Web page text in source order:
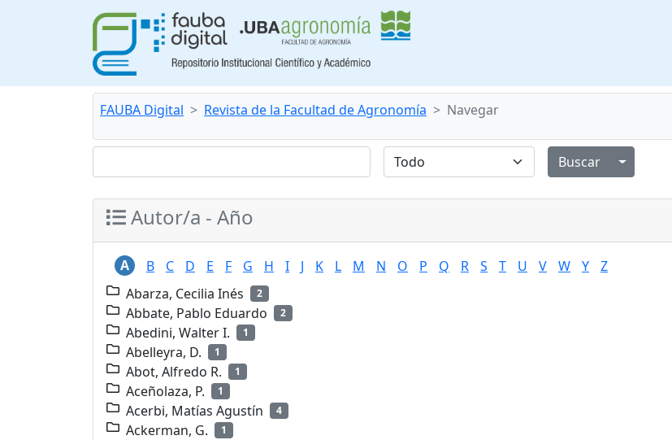
FAUBA Digital Revista de la Facultad de Agronomía Navegar
Alternar
Autor/a - Año
A B C D E F G H I J K L M N O P Q R S T U V W Y
Z
Abarza, Cecilia Inés
2
Abbate, Pablo Eduardo 2
Abedini, Walter I. 1
Abelleyra, D. 1
Abot, Alfredo R. 1
Aceñolaza, P. 1
Acerbi, Matías Agustín 4
Ackerman, G. 1